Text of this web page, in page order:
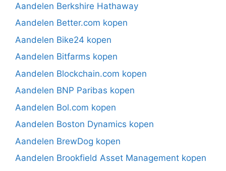
Aandelen Berkshire Hathaway
Aandelen Better.com kopen
Aandelen Bike24 kopen
Aandelen Bitfarms kopen
Aandelen Blockchain.com kopen
Aandelen BNP Paribas kopen
Aandelen Bol.com kopen
Aandelen Boston Dynamics kopen
Aandelen BrewDog kopen
Aandelen Brookfield Asset Management kopen